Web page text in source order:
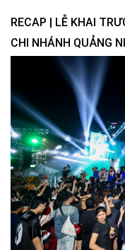
RECAP | LỄ KHAI
CHI NHÁNH QUẢNG